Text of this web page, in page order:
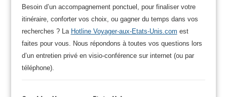
Besoin d’un accompagnement ponctuel, pour finaliser votre
itinéraire, conforter vos choix, ou gagner du temps dans vos
recherches ? La Hotline Voyager-aux-Etats-Unis.com est
faites pour vous. Nous répondons à toutes vos questions lors
d’un entretien privé en visio-conférence sur internet (ou par
téléphone).